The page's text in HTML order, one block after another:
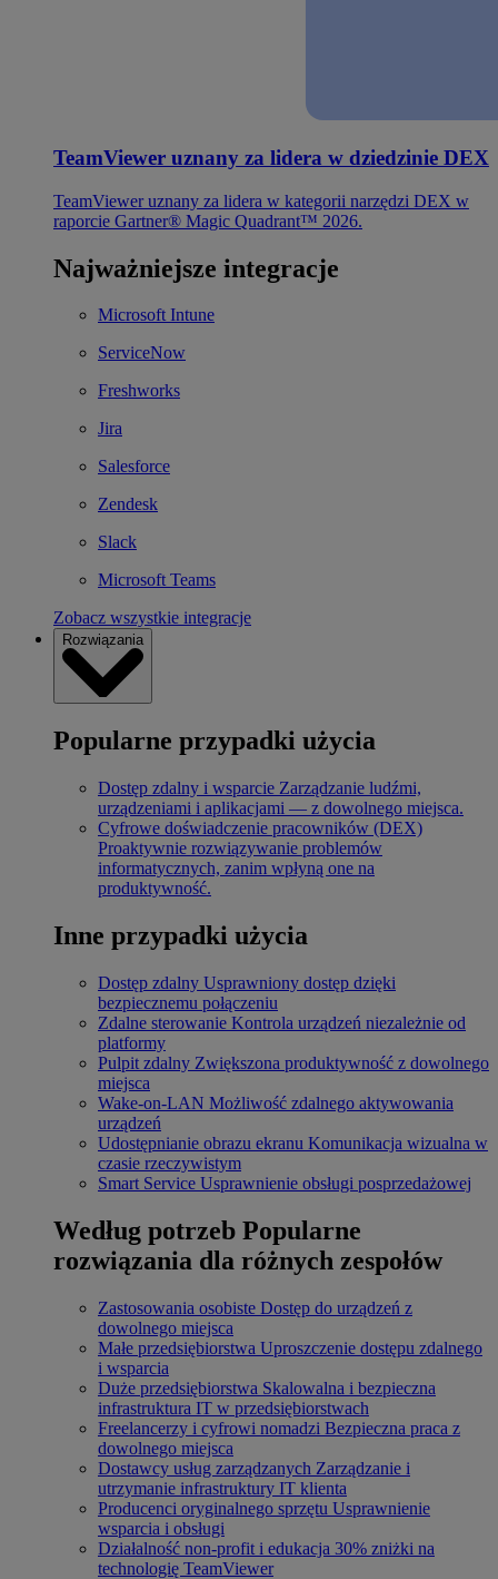
TeamViewer uznany za lidera w dziedzinie DEX
TeamViewer uznany za lidera w kategorii narzędzi DEX w
raporcie Gartner® Magic Quadrant™ 2026.
Najważniejsze integracje
Microsoft Intune
ServiceNow
Freshworks
Jira
Salesforce
Zendesk
Slack
Microsoft Teams
Zobacz wszystkie integracje
Rozwiązania
Popularne przypadki użycia
Dostęp zdalny i wsparcie Zarządzanie ludźmi,
urządzeniami i aplikacjami — z dowolnego miejsca.
Cyfrowe doświadczenie pracowników (DEX)
Proaktywnie rozwiązywanie problemów
informatycznych, zanim wpłyną one na
produktywność.
Inne przypadki użycia
Dostęp zdalny Usprawniony dostęp dzięki
bezpiecznemu połączeniu
Zdalne sterowanie Kontrola urządzeń niezależnie od
platformy
Pulpit zdalny Zwiększona produktywność z dowolnego
miejsca
Wake-on-LAN Możliwość zdalnego aktywowania
urządzeń
Udostępnianie obrazu ekranu Komunikacja wizualna w
czasie rzeczywistym
Smart Service Usprawnienie obsługi posprzedażowej
Według potrzeb Popularne
rozwiązania dla różnych zespołów
Zastosowania osobiste Dostęp do urządzeń z
dowolnego miejsca
Małe przedsiębiorstwa Uproszczenie dostępu zdalnego
i wsparcia
Duże przedsiębiorstwa Skalowalna i bezpieczna
infrastruktura IT w przedsiębiorstwach
Freelancerzy i cyfrowi nomadzi Bezpieczna praca z
dowolnego miejsca
Dostawcy usług zarządzanych Zarządzanie i
utrzymanie infrastruktury IT klienta
Producenci oryginalnego sprzętu Usprawnienie
wsparcia i obsługi
Działalność non-profit i edukacja 30% zniżki na
technologię TeamViewer